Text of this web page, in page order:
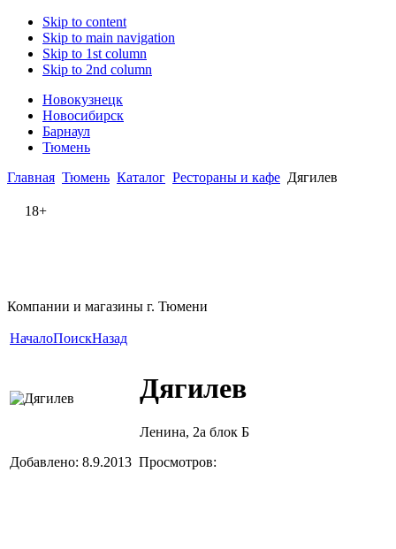
Skip to content
Skip to main navigation
Skip to 1st column
Skip to 2nd column
Новокузнецк
Новосибирск
Барнаул
Тюмень
Главная Тюмень Каталог Рестораны и кафе Дягилев
18+
Компании и магазины г. Тюмени
НачалоПоискНазад
Дягилев
Ленина, 2а блок Б
Добавлено: 8.9.2013 Просмотров: